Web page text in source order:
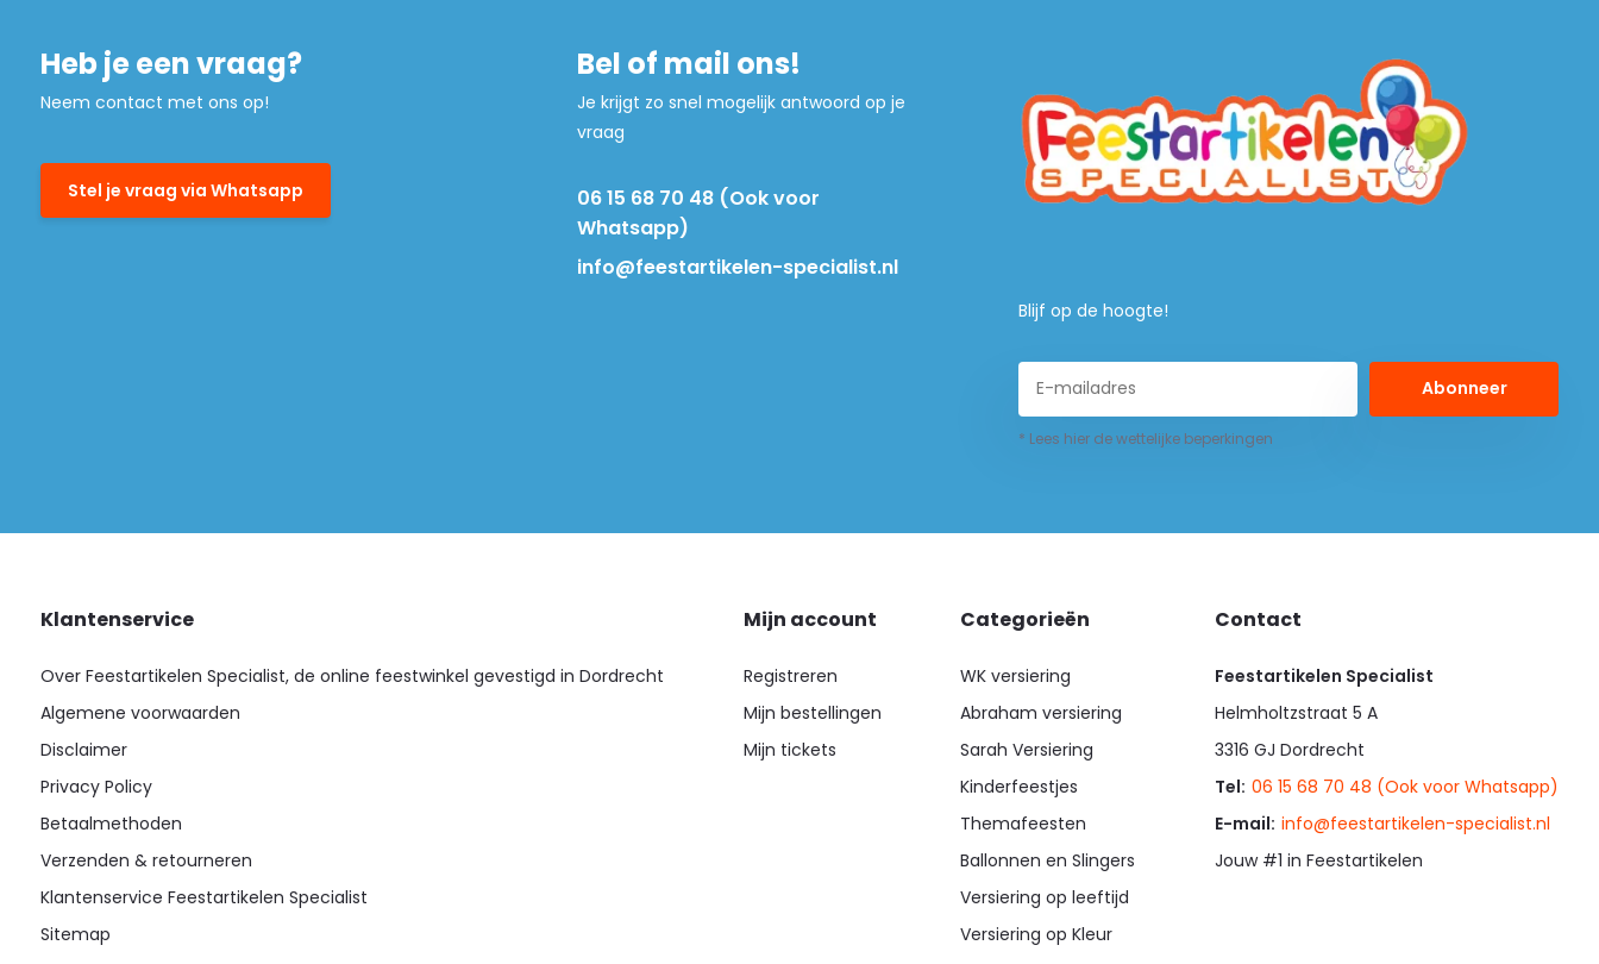
Heb je een vraag?
Neem contact met ons op!
Stel je vraag via Whatsapp
Bel of mail ons!
Je krijgt zo snel mogelijk antwoord op je
vraag
06 15 68 70 48 (Ook voor
Whatsapp)
info@feestartikelen-specialist.nl
Blijf op de hoogte!
Abonneer
* Lees hier de wettelijke beperkingen
Klantenservice
Over Feestartikelen Specialist, de online feestwinkel gevestigd in Dordrecht
Algemene voorwaarden
Disclaimer
Privacy Policy
Betaalmethoden
Verzenden & retourneren
Klantenservice Feestartikelen Specialist
Sitemap
Mijn account
Registreren
Mijn bestellingen
Mijn tickets
Categorieën
WK versiering
Abraham versiering
Sarah Versiering
Kinderfeestjes
Themafeesten
Ballonnen en Slingers
Versiering op leeftijd
Versiering op Kleur
Contact
Feestartikelen Specialist
Helmholtzstraat 5 A
3316 GJ Dordrecht
Tel: 06 15 68 70 48 (Ook voor Whatsapp)
E-mail: info@feestartikelen-specialist.nl
Jouw #1 in Feestartikelen